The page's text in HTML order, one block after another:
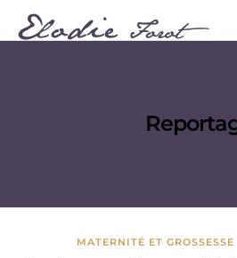
MATERNITÉ ET GROSSESSE